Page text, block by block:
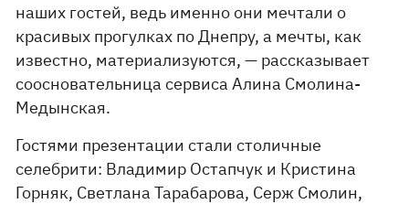
наших гостей, ведь именно они мечтали о
красивых прогулках по Днепру, а мечты, как
известно, материализуются, — рассказывает
соосновательница сервиса Алина Смолина-
Медынская.
Гостями презентации стали столичные
селебрити: Владимир Остапчук и Кристина
Горняк, Светлана Тарабарова, Серж Смолин,